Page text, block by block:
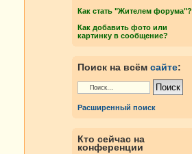
Как стать "Жителем форума"?
Как добавить фото или
картинку в сообщение?
Поиск на всём сайте:
Расширенный поиск
Кто сейчас на
конференции